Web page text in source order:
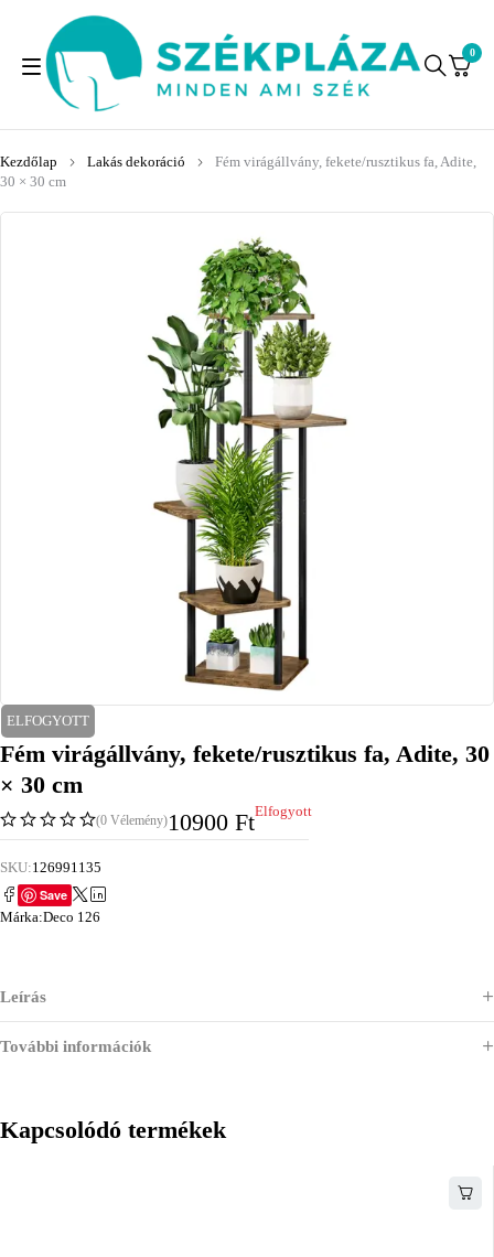
0
Kezdőlap Lakás dekoráció
Fém virágállvány, fekete/rusztikus fa, Adite,
30 × 30 cm
ELFOGYOTT
Fém virágállvány, fekete/rusztikus fa, Adite, 30
× 30 cm
(0 Vélemény)10900 FtElfogyott
SKU:126991135
Save
Márka:Deco 126
Leírás
További információk
Kapcsolódó termékek